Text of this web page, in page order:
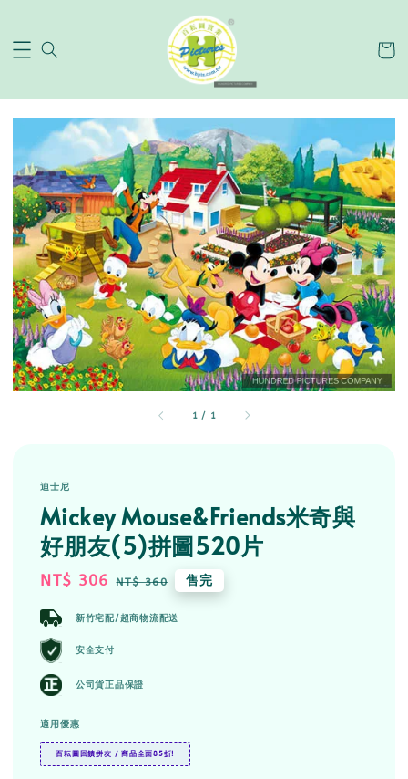
1 / 1
迪士尼
Mickey Mouse&Friends米奇與
好朋友(5)拼圖520片
Sale
NT$ 306 Regular
NT$ 360 售完
新竹宅配/超商物流配送
安全支付
公司貨正品保證
適用優惠
百耘圖回饋拼友 / 商品全面85折!